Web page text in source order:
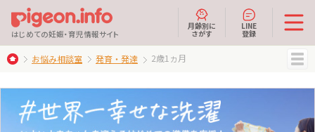
はじめての妊娠・育児情報サイト
月齢別に
さがす
LINE
登録
お悩み相談室 発育・発達 2歳1ヵ月